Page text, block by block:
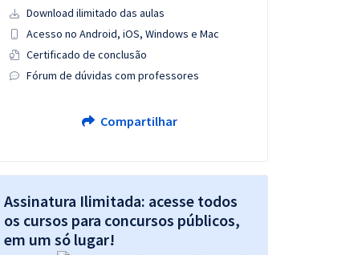
Download ilimitado das aulas
Acesso no Android, iOS, Windows e Mac
Certificado de conclusão
Fórum de dúvidas com professores
Compartilhar
Assinatura Ilimitada: acesse todos
os cursos para concursos públicos,
em um só lugar!